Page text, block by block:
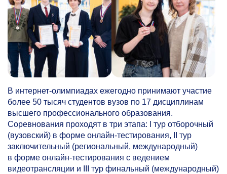
В интернет-олимпиадах ежегодно принимают участие
более 50 тысяч студентов вузов по 17 дисциплинам
высшего профессионального образования.
Соревнования проходят в три этапа: I тур отборочный
(вузовский) в форме онлайн-тестирования, II тур
заключительный (региональный, международный)
в форме онлайн-тестирования с ведением
видеотрансляции и III тур финальный (международный)